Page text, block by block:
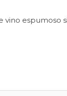
vino espumoso